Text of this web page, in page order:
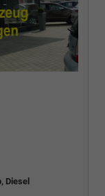
Diesel